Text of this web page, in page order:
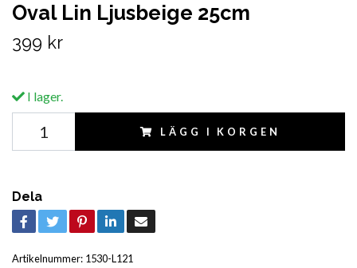
Oval Lin Ljusbeige 25cm
399 kr
I lager.
LÄGG I KORGEN
Dela
Artikelnummer: 1530-L121